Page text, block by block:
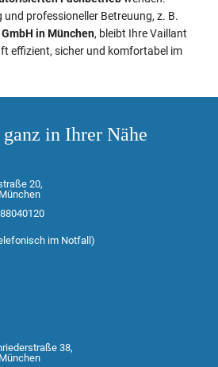
professioneller Betreuung, z. B.
in München, bleibt Ihre Vaillant
effizient, sicher und komfortabel im
in Ihrer Nähe
20,
im Notfall)
38,